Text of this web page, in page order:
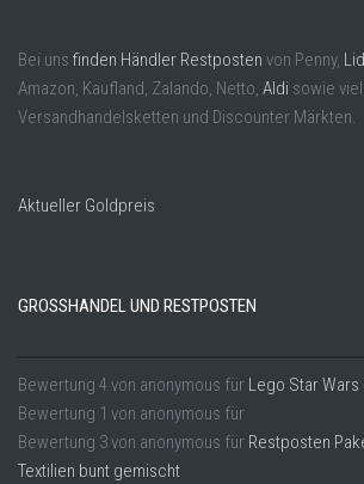
Bei uns finden Händler Restposten von Penny, Lidl
Amazon, Kaufland, Zalando, Netto, Aldi sowie
Versandhandelsketten und Discounter Märkten.
Aktueller Goldpreis
GROSSHANDEL UND RESTPOSTEN
Bewertung 4 von anonymous für Lego Star Wars
Bewertung 1 von anonymous für
Bewertung 3von anonymous für Restposten
Textilien bunt gemischt